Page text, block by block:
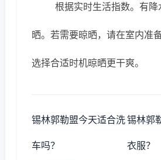
根据实时生活指数。有降
晒。若需要晾晒，请在室内准
选择合适时机晾晒更干爽。
锡林郭勒盟今天适合洗
车吗？
锡林郭
衣服？